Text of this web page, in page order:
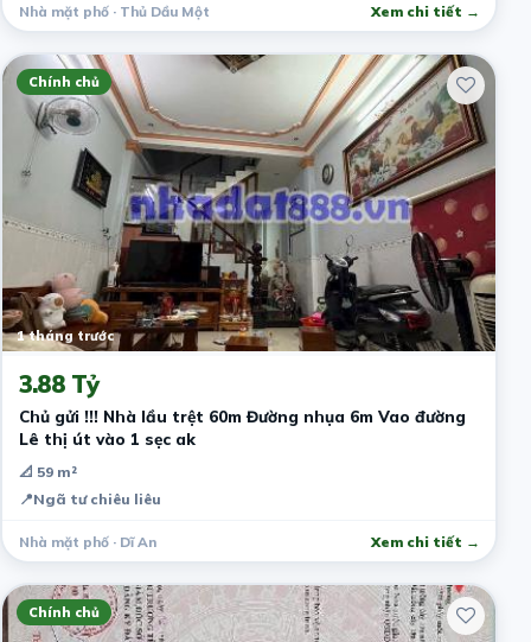
Nhà mặt phố · Thủ Dầu Một Xem chi tiết →
Chính chủ
1 tháng trước
3.88 Tỷ
Chủ gửi !!! Nhà lầu trệt 60m Đường nhụa 6m Vao đường
Lê thị út vào 1 sẹc ak
📐 59 m²
📍Ngã tư chiêu liêu
Nhà mặt phố · Dĩ An Xem chi tiết →
Chính chủ